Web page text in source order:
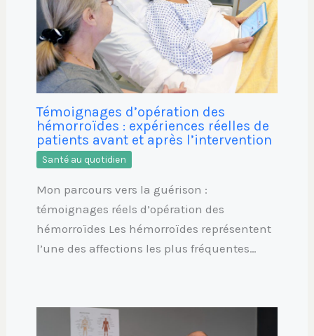
Témoignages d’opération des
hémorroïdes : expériences réelles de
patients avant et après l’intervention
Santé au quotidien
Mon parcours vers la guérison :
témoignages réels d’opération des
hémorroïdes Les hémorroïdes représentent
l’une des affections les plus fréquentes…